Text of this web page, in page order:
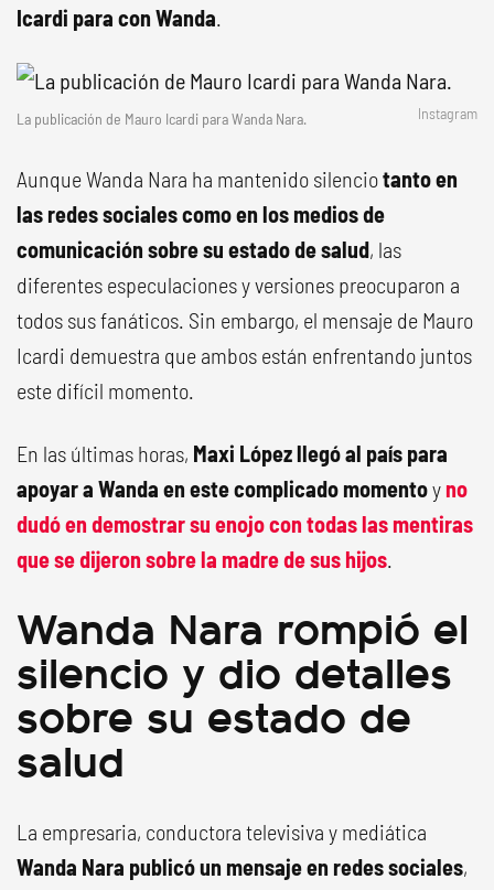
Icardi para con Wanda.
La publicación de Mauro Icardi para Wanda Nara. Instagram
Aunque Wanda Nara ha mantenido silenciotanto en
las redes sociales como en los medios de
comunicación sobre su estado de salud, las
diferentes especulaciones y versiones preocuparon a
todos sus fanáticos. Sin embargo, el mensaje de Mauro
Icardi demuestra que ambos están enfrentando juntos
este difícil momento.
En las últimas horas, Maxi López llegó al país para
apoyar a Wanda en este complicado momentoy no
dudó en demostrar su enojo con todas las mentiras
que se dijeron sobre la madre de sus hijos.
Wanda Nara rompió el
silencio y dio detalles
sobre su estado de
salud
La empresaria, conductora televisiva y mediática
Wanda Nara publicó un mensaje en redes sociales,